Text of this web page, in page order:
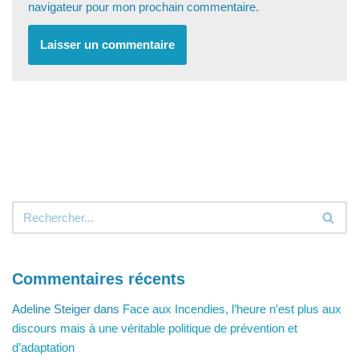
navigateur pour mon prochain commentaire.
Commentaires récents
Adeline Steiger dans Face aux Incendies, l’heure n’est plus aux
discours mais à une véritable politique de prévention et
d’adaptation